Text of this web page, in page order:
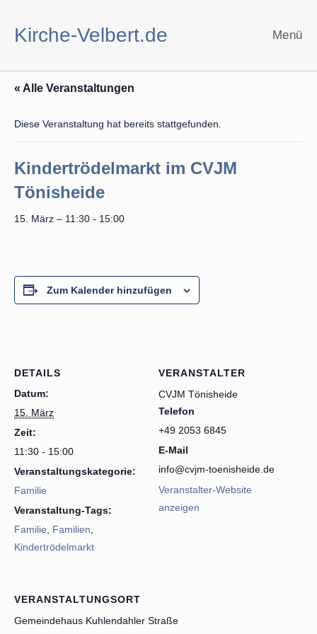
springen
Kirche-Velbert.de Menü
« Alle Veranstaltungen
Diese Veranstaltung hat bereits stattgefunden.
Kindertrödelmarkt im CVJM
Tönisheide
15. März – 11:30 - 15:00
Zum Kalender hinzufügen
DETAILS
Datum:
15. März
Zeit:
11:30 - 15:00
Veranstaltungskategorie:
Familie
Veranstaltung-Tags:
Familie
Familien
Kindertrödelmarkt
VERANSTALTUNGSORT
Gemeindehaus Kuhlendahler Straße
VERANSTALTER
CVJM Tönisheide
Telefon
+49 2053 6845
E-Mail
info@cvjm-toenisheide.de
Veranstalter-Website
anzeigen